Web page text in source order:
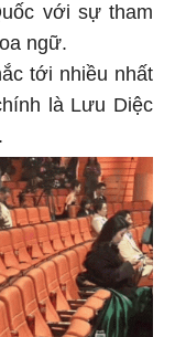
với sự tham
ngữ.
tới nhiều nhất
là Lưu Diệc